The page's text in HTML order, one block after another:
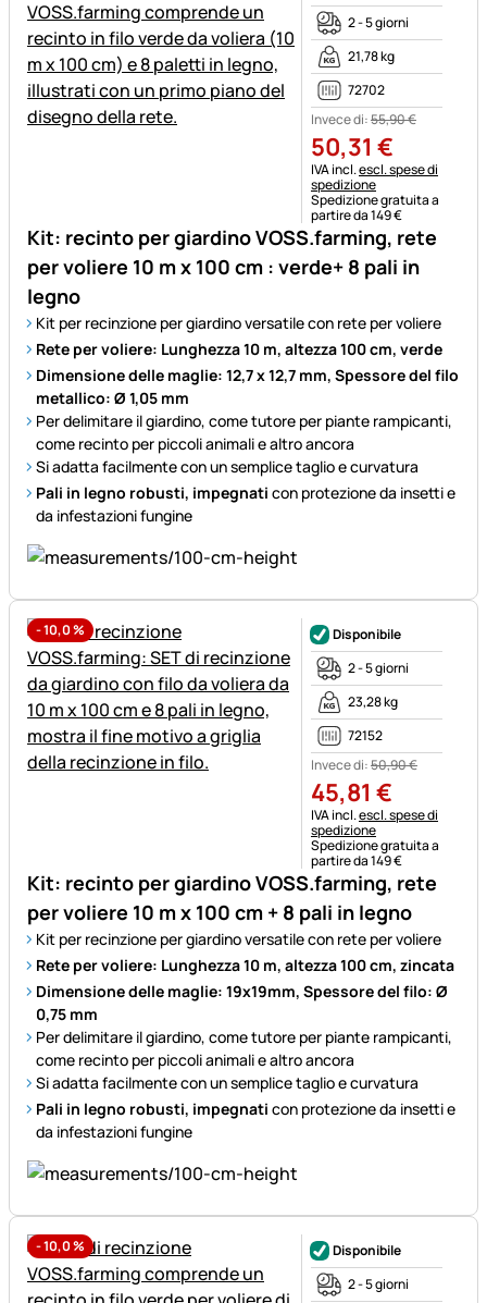
Kit: recinto per giardino VOSS.farming, rete
per voliere 10 m x 100 cm : verde+ 8 pali in
legno
Kit per recinzione per giardino versatile con rete per voliere
Rete per voliere: Lunghezza 10 m, altezza 100 cm, verde
Dimensione delle maglie: 12,7 x 12,7 mm, Spessore del filo
metallico: Ø 1,05 mm
Per delimitare il giardino, come tutore per piante rampicanti,
come recinto per piccoli animali e altro ancora
Si adatta facilmente con un semplice taglio e curvatura
Pali in legno robusti, impegnati con protezione da insetti e
da infestazioni fungine
2 - 5 giorni
21,78 kg
72702
Invece di:55,90€
50,31 €
Informazioni fiscali:
IVA incl.escl. spese di
spedizione
Spedizione gratuita a
partire da 149 €
-10,0%
Kit: recinto per giardino VOSS.farming, rete
per voliere 10 m x 100 cm + 8 pali in legno
Kit per recinzione per giardino versatile con rete per voliere
Rete per voliere: Lunghezza 10 m, altezza 100 cm, zincata
Dimensione delle maglie: 19x19mm, Spessore del filo: Ø
0,75 mm
Per delimitare il giardino, come tutore per piante rampicanti,
come recinto per piccoli animali e altro ancora
Si adatta facilmente con un semplice taglio e curvatura
Pali in legno robusti, impegnati con protezione da insetti e
da infestazioni fungine
Disponibile
2 - 5 giorni
23,28 kg
72152
Invece di:50,90€
45,81 €
Informazioni fiscali:
IVA incl.escl. spese di
spedizione
Spedizione gratuita a
partire da 149 €
-10,0%
Disponibile
2 - 5 giorni